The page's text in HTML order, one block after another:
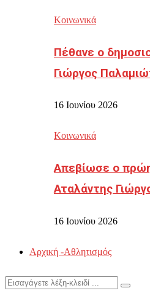
Κοινωνικά
Πέθανε ο
Γιώργος
16 Ιουνίου 2026
Κοινωνικά
Απεβίωσε ο
Αταλάντης
16 Ιουνίου 2026
Αρχική -Αθλητισμός
Search
Search